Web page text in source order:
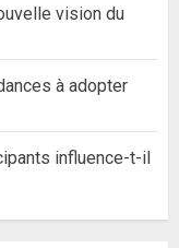
vision du
à adopter
influence-t-il